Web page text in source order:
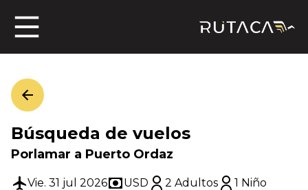
Búsqueda de vuelos
Porlamar a Puerto Ordaz
Vie. 31 jul 2026 USD 2 Adultos
1 Niño